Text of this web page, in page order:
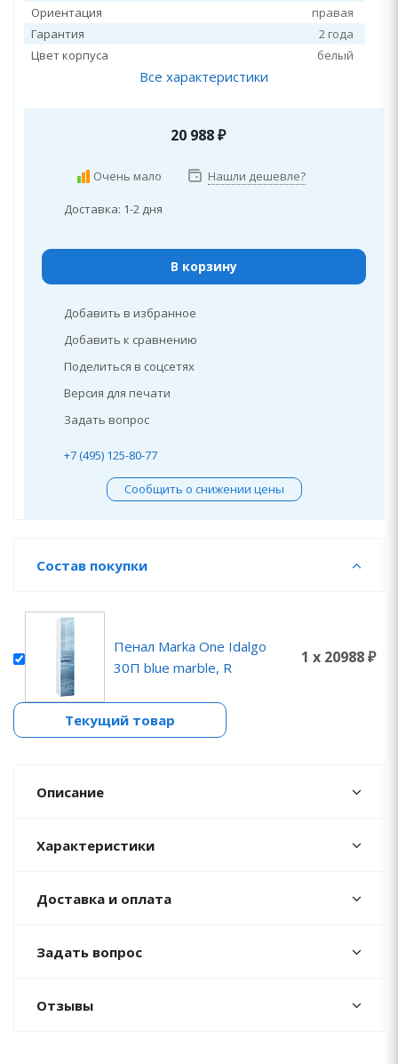
Ориентация
правая
Гарантия
2 года
Цвет корпуса
белый
Все характеристики
20 988₽
Очень мало Нашли дешевле?
Доставка: 1-2 дня
В корзину
Добавить в избранное
Добавить к сравнению
Поделиться в соцсетях
Версия для печати
Задать вопрос
+7 (495) 125-80-77
Сообщить о снижении цены
Состав покупки
Пенал Marka One Idalgo
30П blue marble, R
1 x 20988 ₽
Текущий товар
Описание
Характеристики
Доставка и оплата
Задать вопрос
Отзывы